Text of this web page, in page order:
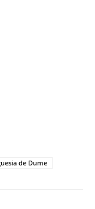
de Dume